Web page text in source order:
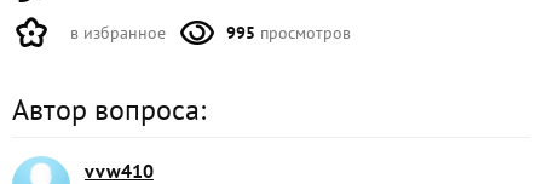
в избранное 995 просмотров
Автор вопроса:
vvw410